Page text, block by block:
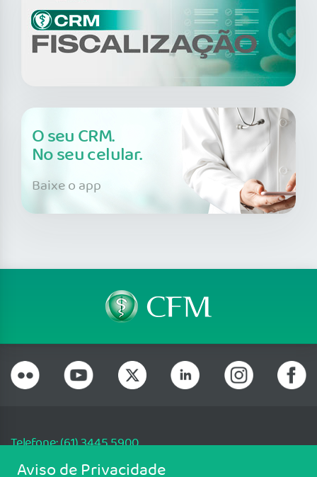
O seu CRM.
No seu celular.
Baixe o app
Telefone: (61) 3445 5900
Email: cfm@portalmedico.org.br
Aviso de Privacidade